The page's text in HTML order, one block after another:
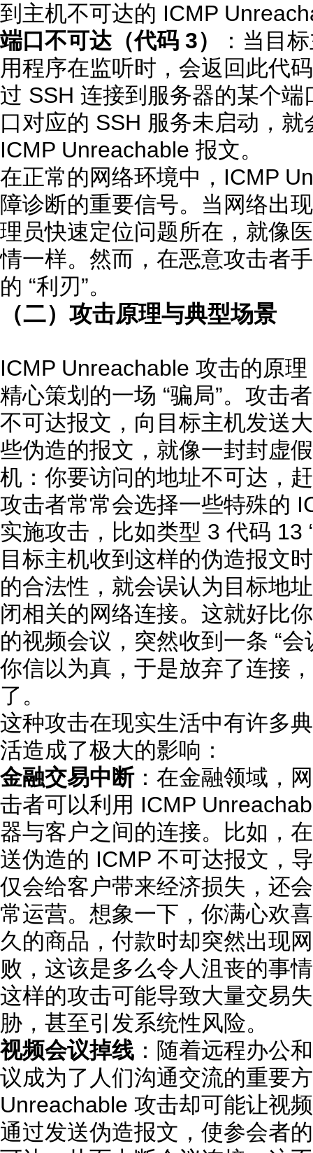
到主机不可达的 ICMP
端口不可达（代码 3）
：当目
用程序在监听时，会返回此代
过 SSH 连接到服务器的某个
口对应的 SSH 服务未启动，
ICMP Unreachable 报文。
在正常的网络环境中，ICMP
障诊断的重要信号。当网络出
理员快速定位问题所在，就像
情一样。然而，在恶意攻击者
的 “利刃”。
（二）攻击原理与典型场景
ICMP Unreachable 攻击的原
精心策划的一场 “骗局”。攻击
不可达报文，向目标主机发送
些伪造的报文，就像一封封虚
机：你要访问的地址不可达，
攻击者常常会选择一些特殊的
实施攻击，比如类型 3 代码 13
目标主机收到这样的伪造报文
的合法性，就会误认为目标地
闭相关的网络连接。这就好比
的视频会议，突然收到一条 “
你信以为真，于是放弃了连接
了。
这种攻击在现实生活中有许多
活造成了极大的影响：
金融交易中断：在金融领域，
击者可以利用 ICMP
器与客户之间的连接。比如，
送伪造的 ICMP 不可达报文，
仅会给客户带来经济损失，还
常运营。想象一下，你满心欢
久的商品，付款时却突然出现
败，这该是多么令人沮丧的事
这样的攻击可能导致大量交易
胁，甚至引发系统性风险。
视频会议掉线 ：随着远程办公
议成为了人们沟通交流的重要
Unreachable 攻击却可能让视
通过发送伪造报文，使参会者